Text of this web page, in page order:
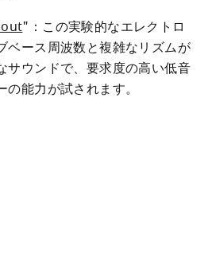
"：この実験的なエレクトロ
ベース周波数と複雑なリズムが
サウンドで、要求度の高い低音
能力が試されます。